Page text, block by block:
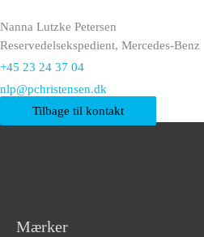
Nanna Lutzke Petersen
Reservedelsekspedient, Mercedes-Benz
+45 23 24 37 04
nlp@pchristensen.dk
Tilbage til kontakt
Mærker